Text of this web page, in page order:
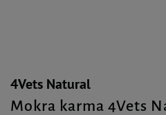
4Vets Natural
Mokra karma 4Vets